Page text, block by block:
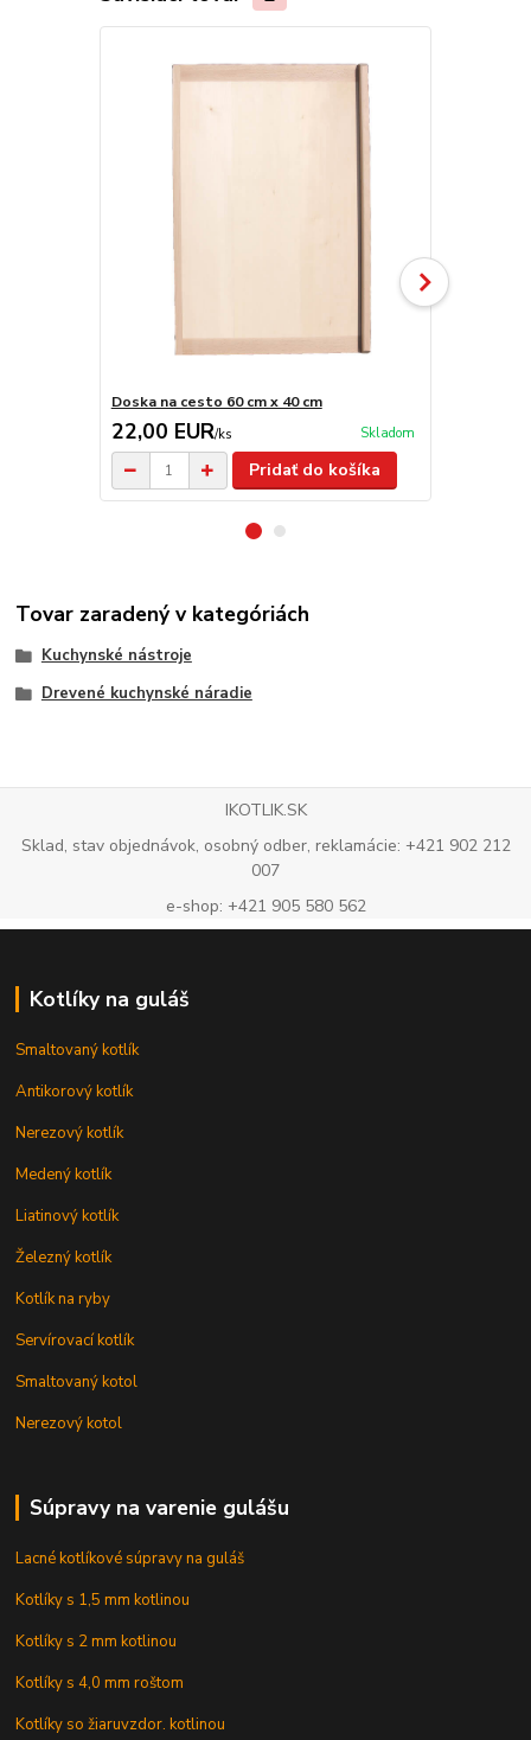
Doska na cesto 60 cm x 40 cm
22,00 EUR/ks Skladom
Pridať do košíka
Tovar zaradený v kategóriách
Kuchynské nástroje
Drevené kuchynské náradie
IKOTLIK.SK
Sklad, stav objednávok, osobný odber, reklamácie: +421 902 212
007
e-shop: +421 905 580 562
Kotlíky na guláš
Smaltovaný kotlík
Antikorový kotlík
Nerezový kotlík
Medený kotlík
Liatinový kotlík
Železný kotlík
Kotlík na ryby
Servírovací kotlík
Smaltovaný kotol
Nerezový kotol
Súpravy na varenie gulášu
Lacné kotlíkové súpravy na guláš
Kotlíky s 1,5 mm kotlinou
Kotlíky s 2 mm kotlinou
Kotlíky s 4,0 mm roštom
Kotlíky so žiaruvzdor. kotlinou